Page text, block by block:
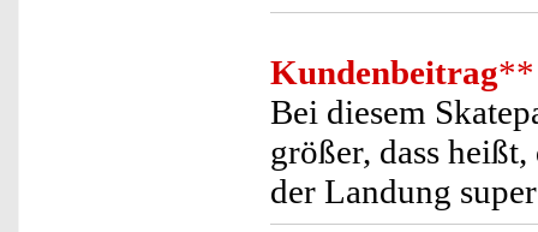
Kundenbeitrag**
Bei diesem
größer, dass
der Landung